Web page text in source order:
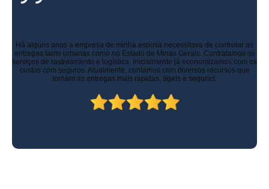
Há alguns anos a empresa de minha esposa necessitava de controlar as
entregas tanto urbanas como no Estado de Minas Gerais. Contratamos os
serviços de rastreamento e logística. Inicialmente já economizamos com os
custos com seguros. Atualmente, contamos com diversos recursos que
tornam as entregas mais rápidas, ágeis e seguras.